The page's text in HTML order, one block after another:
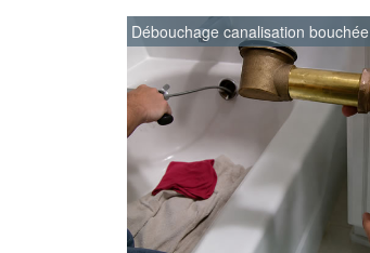
Débouchage canalisation bouchée